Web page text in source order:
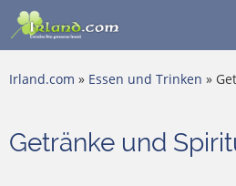
Irland.com » Essen und Trinken »
Getränke und